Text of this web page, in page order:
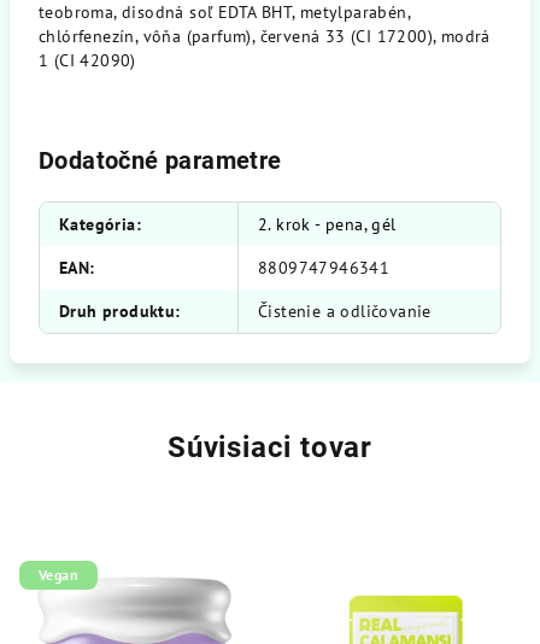
teobroma, disodná soľ EDTA BHT, metylparabén,
chlórfenezín, vôňa (parfum), červená 33 (CI 17200), modrá
1 (CI 42090)
Dodatočné parametre
Kategória:
2. krok - pena, gél
EAN:
8809747946341
Druh produktu: Čistenie a odličovanie
Súvisiaci tovar
Vegan